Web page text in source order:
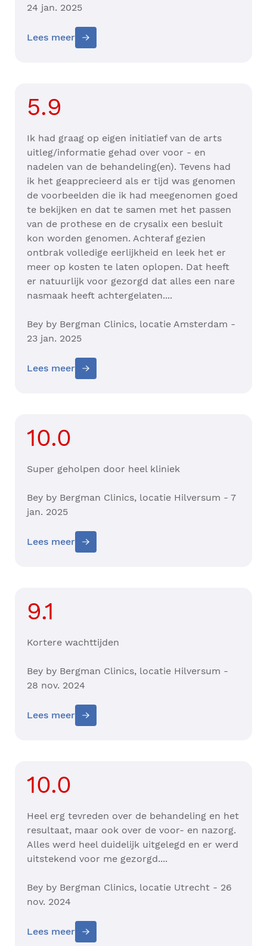
24 jan. 2025
Lees meer
5.9
Ik had graag op eigen initiatief van de arts
uitleg/informatie gehad over voor - en
nadelen van de behandeling(en). Tevens had
ik het geapprecieerd als er tijd was genomen
de voorbeelden die ik had meegenomen goed
te bekijken en dat te samen met het passen
van de prothese en de crysalix een besluit
kon worden genomen. Achteraf gezien
ontbrak volledige eerlijkheid en leek het er
meer op kosten te laten oplopen. Dat heeft
er natuurlijk voor gezorgd dat alles een nare
nasmaak heeft achtergelaten....
Bey by Bergman Clinics, locatie Amsterdam -
23 jan. 2025
Lees meer
10.0
Super geholpen door heel kliniek
Bey by Bergman Clinics, locatie Hilversum - 7
jan. 2025
Lees meer
9.1
Kortere wachttijden
Bey by Bergman Clinics, locatie Hilversum -
28 nov. 2024
Lees meer
10.0
Heel erg tevreden over de behandeling en het
resultaat, maar ook over de voor- en nazorg.
Alles werd heel duidelijk uitgelegd en er werd
uitstekend voor me gezorgd....
Bey by Bergman Clinics, locatie Utrecht - 26
nov. 2024
Lees meer